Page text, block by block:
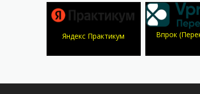
Яндекс Практикум Впрок